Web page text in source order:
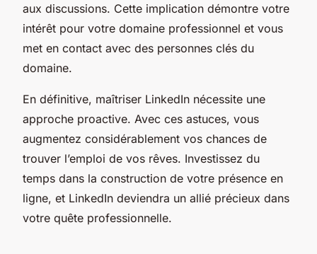
aux discussions. Cette implication démontre votre
intérêt pour votre domaine professionnel et vous
met en contact avec des personnes clés du
domaine.
En définitive, maîtriser LinkedIn nécessite une
approche proactive. Avec ces astuces, vous
augmentez considérablement vos chances de
trouver l’emploi de vos rêves. Investissez du
temps dans la construction de votre présence en
ligne, et LinkedIn deviendra un allié précieux dans
votre quête professionnelle.